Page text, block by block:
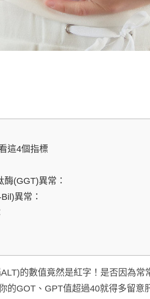
這4個指標
(GGT)異常：
異常：
的數值竟然是紅字！是否因為常
的GOT、GPT值超過40就得多留意